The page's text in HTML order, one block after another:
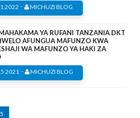
2022 - MICHUZI BLOG
YA RUFANI TANZANIA DKT
AFUNGUA MAFUNZO KWA
WA MAFUNZO YA HAKI ZA
2021 - MICHUZI BLOG